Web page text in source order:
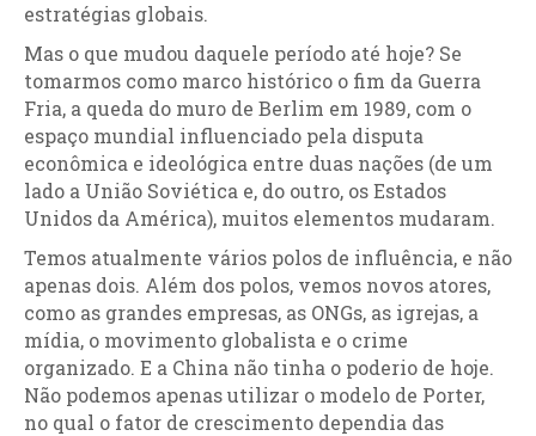
estratégias globais.
Mas o que mudou daquele período até hoje? Se
tomarmos como marco histórico o fim da Guerra
Fria, a queda do muro de Berlim em 1989, com o
espaço mundial influenciado pela disputa
econômica e ideológica entre duas nações (de um
lado a União Soviética e, do outro, os Estados
Unidos da América), muitos elementos mudaram.
Temos atualmente vários polos de influência, e não
apenas dois. Além dos polos, vemos novos atores,
como as grandes empresas, as ONGs, as igrejas, a
mídia, o movimento globalista e o crime
organizado. E a China não tinha o poderio de hoje.
Não podemos apenas utilizar o modelo de Porter,
no qual o fator de crescimento dependia das